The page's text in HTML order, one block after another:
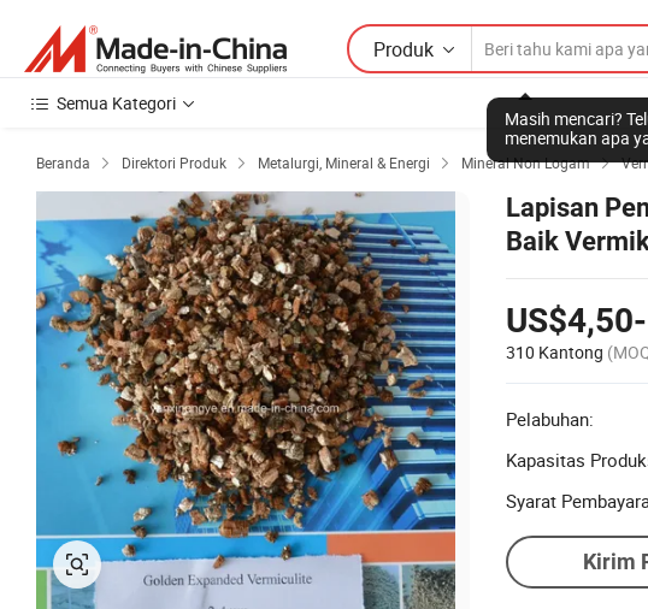
Produk
Masih mencari?
menemukan apa
Semua Kategori
Beranda  Direktori Produk  Metalurgi, Mineral & Energi  Mineral Non Logam 
Lapisan
Baik
310 Kantong
Pelabuhan:
Kapasitas
Syarat
Kirim